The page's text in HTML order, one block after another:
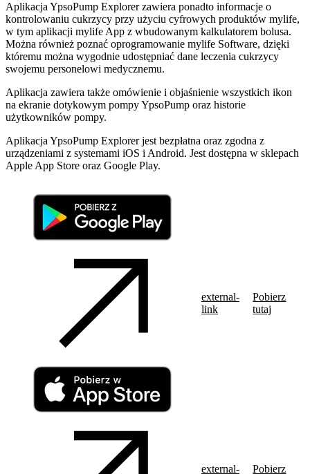
Aplikacja YpsoPump Explorer zawiera ponadto informacje o
kontrolowaniu cukrzycy przy użyciu cyfrowych produktów mylife,
w tym aplikacji mylife App z wbudowanym kalkulatorem bolusa.
Można również poznać oprogramowanie mylife Software, dzięki
któremu można wygodnie udostępniać dane leczenia cukrzycy
swojemu personelowi medycznemu.
Aplikacja zawiera także omówienie i objaśnienie wszystkich ikon
na ekranie dotykowym pompy YpsoPump oraz historie
użytkowników pompy.
Aplikacja YpsoPump Explorer jest bezpłatna oraz zgodna z
urządzeniami z systemami iOS i Android. Jest dostępna w sklepach
Apple App Store oraz Google Play.
external-
link
Pobierz
tutaj
external- Pobierz